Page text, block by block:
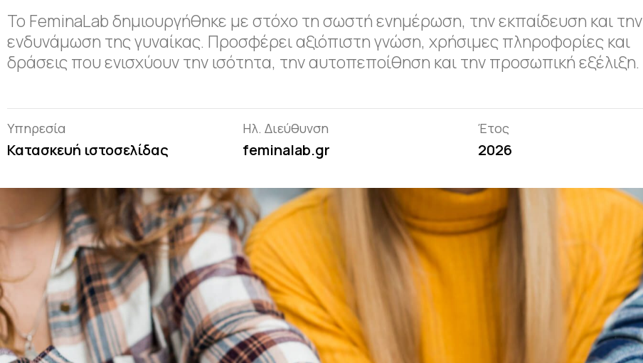
Το FeminaLab δημιουργήθηκε με στόχο τη σωστή ενημέρωση, την εκπαίδευση και την
ενδυνάμωση της γυναίκας. Προσφέρει αξιόπιστη γνώση, χρήσιμες πληροφορίες και
δράσεις που ενισχύουν την ισότητα, την αυτοπεποίθηση και την προσωπική εξέλιξη.
Υπηρεσία
Κατασκευή ιστοσελίδας
Ηλ. Διεύθυνση
feminalab.gr
Έτος
2026